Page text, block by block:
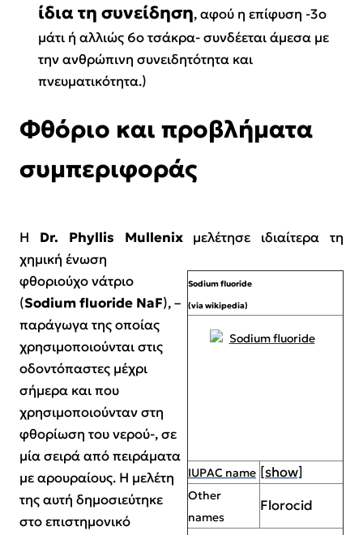
ίδια τη συνείδηση, αφού η επίφυση -3ο
μάτι ή αλλιώς 6ο τσάκρα-συνδέεται άμεσα με
την ανθρώπινη συνειδητότητα και
πνευματικότητα.)
Φθόριο και προβλήματα
συμπεριφοράς
Η Dr. Phyllis Mullenixμελέτησε ιδιαίτερα τη
χημική ένωση
Sodium fluoride
(via wikipedia)
IUPAC name [show]
Other
names
Florocid
φθοριούχο νάτριο
(Sodium fluoride NaF), –
παράγωγα της οποίας
χρησιμοποιούνται στις
οδοντόπαστες μέχρι
σήμερα και που
χρησιμοποιούνταν στη
φθορίωση του νερού-, σε
μία σειρά από πειράματα
με αρουραίους. Η μελέτη
της αυτή δημοσιεύτηκε
στο επιστημονικό